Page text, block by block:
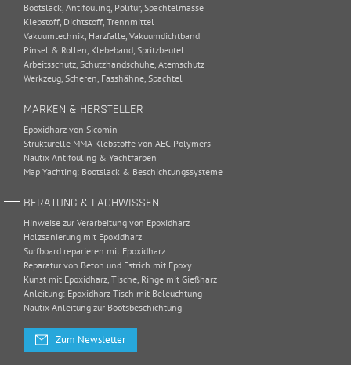
Bootslack Antifouling Politur, Spachtelmasse
Klebstoff Dichtstoff Trennmittel
Vakuumtechnik Harzfalle Vakuumdichtband
Pinsel & Rollen Klebeband Spritzbeutel
Arbeitsschutz Schutzhandschuhe Atemschutz
Werkzeug Scheren Fasshähne Spachtel
MARKEN & HERSTELLER
Epoxidharz von Sicomin
Strukturelle MMA Klebstoffe von AEC Polymers
Nautix Antifouling & Yachtfarben
Map Yachting: Bootslack & Beschichtungssysteme
BERATUNG & FACHWISSEN
Hinweise zur Verarbeitung von Epoxidharz
Holzsanierung mit Epoxidharz
Surfboard reparieren mit Epoxidharz
Reparatur von Beton und Estrich mit Epoxy
Kunst mit Epoxidharz, Tische, Ringe mit Gießharz
Anleitung: Epoxidharz-Tisch mit Beleuchtung
Nautix Anleitung zur Bootsbeschichtung
Zum Newsletter